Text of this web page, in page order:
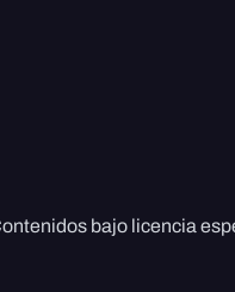
bajo licencia